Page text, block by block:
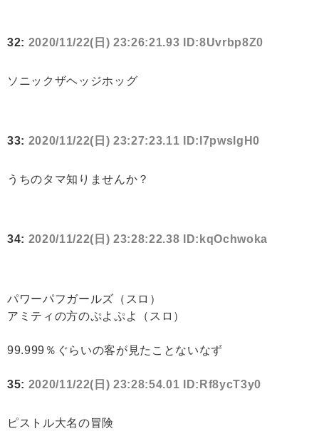
32: 2020/11/22(日) 23:26:21.93 ID:8Uvrbp8Z0
ソニックザヘッジホッグ
33: 2020/11/22(日) 23:27:23.11 ID:l7pwslgH0
うちのタマ知りませんか？
34: 2020/11/22(日) 23:28:22.38 ID:kqOchwoka
パワーパフガールズ（スロ）
アミティの方のぷよぷよ（スロ）
99.999％ぐらいの客が見たことないなず
35: 2020/11/22(日) 23:28:54.01 ID:Rf8ycT3y0
ピストル大名の冒険